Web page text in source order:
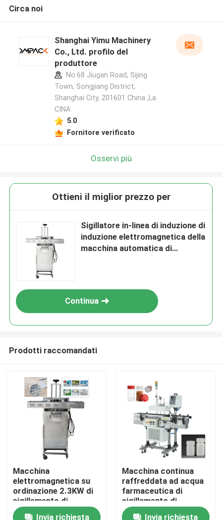
Prodotti
Video
Circa noi
Shanghai Yimu Machinery
Co., Ltd. profilo del
produttore
No.68 Jiugan Road, Sijing
Town, Songjiang District,
Shanghai City, 201601 China ,La
CINA
5.0
Fornitore verificato
Osservi più
Ottieni il miglior prezzo per
Sigillatore in-linea di induzione di
induzione elettromagnetica della
macchina automatica di
Continua
Prodotti raccomandati
Macchina
elettromagnetica su
ordinazione 2.3KW di
sigillamento di
induzione del di
Invia richiesta
Macchina continua
raffreddata ad acqua
farmaceutica di
sigillamento di
induzione per le
Invia richiesta